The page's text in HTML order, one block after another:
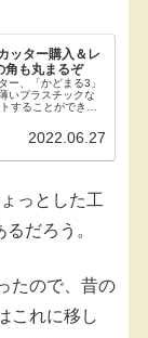
ッター購入＆レ
角も丸まるぞ
ー、「かどまる3」
いプラスチックな
することができ
る3」が商品名だ
2022.06.27
っとした工
だろう。
たので、昔の
これに移し